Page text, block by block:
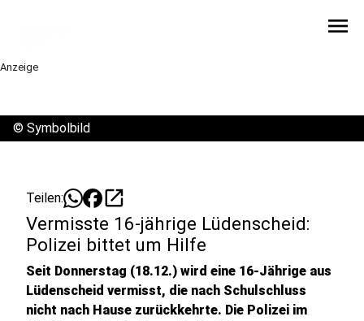
menu
Anzeige
© Symbolbild
Teilen: open_in_new
Vermisste 16-jährige Lüdenscheid:
Polizei bittet um Hilfe
Seit Donnerstag (18.12.) wird eine 16-Jährige aus
Lüdenscheid vermisst, die nach Schulschluss
nicht nach Hause zurückkehrte. Die Polizei im